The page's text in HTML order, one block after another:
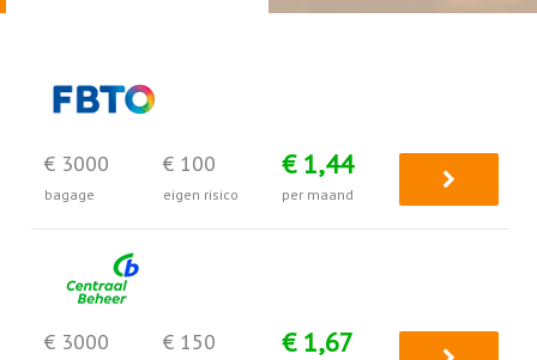
€ 3000
bagage
€ 100
eigen risico
€ 1,44
per maand
€ 3000 € 150 € 1,67